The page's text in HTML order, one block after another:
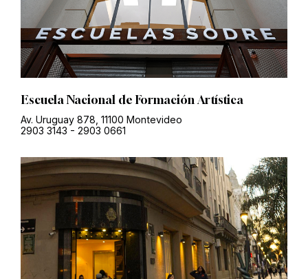
Escuela Nacional de Formación Artística
Av. Uruguay 878, 11100 Montevideo
2903 3143 - 2903 0661